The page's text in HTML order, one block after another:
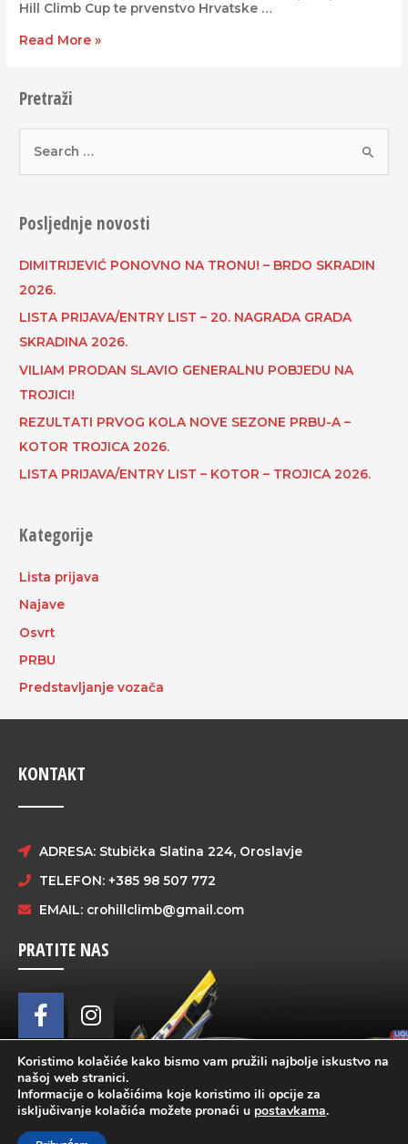
Hill Climb Cup te prvenstvo Hrvatske …
Read More »
Pretraži
Posljednje novosti
DIMITRIJEVIĆ PONOVNO NA TRONU! – BRDO SKRADIN
2026.
LISTA PRIJAVA/ENTRY LIST – 20. NAGRADA GRADA
SKRADINA 2026.
VILIAM PRODAN SLAVIO GENERALNU POBJEDU NA
TROJICI!
REZULTATI PRVOG KOLA NOVE SEZONE PRBU-A –
KOTOR TROJICA 2026.
LISTA PRIJAVA/ENTRY LIST – KOTOR – TROJICA 2026.
Kategorije
Lista prijava
Najave
Osvrt
PRBU
Predstavljanje vozača
KONTAKT
ADRESA: Stubička Slatina 224, Oroslavje
TELEFON: +385 98 507 772
EMAIL: crohillclimb@gmail.com
PRATITE NAS
Koristimo kolačiće kako bismo vam pružili najbolje iskustvo na
našoj web stranici.
Informacije o kolačićima koje koristimo ili opcije za
isključivanje kolačića možete pronaći u postavkama.